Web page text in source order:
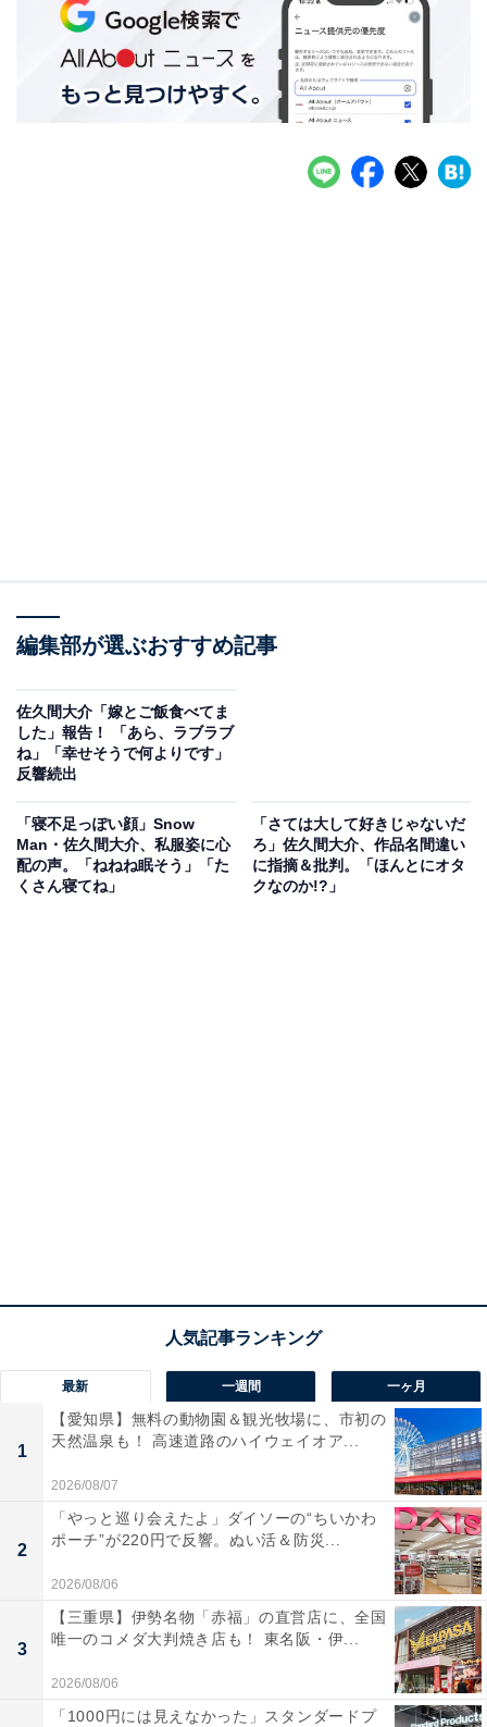
編集部が選ぶおすすめ記事
佐久間大介「嫁とご飯食べてま
した」報告！ 「あら、ラブラブ
ね」「幸せそうで何よりです」
反響続出
「寝不足っぽい顔」Snow
Man・佐久間大介、私服姿に心
配の声。「ねねね眠そう」「た
くさん寝てね」
「さては大して好きじゃないだ
ろ」佐久間大介、作品名間違い
に指摘＆批判。「ほんとにオタ
クなのか!?」
最新 一週間 一ヶ月
1
【愛知県】無料の動物園＆観光牧場に、市初の
天然温泉も！ 高速道路のハイウェイオア...
2026/08/07
2
「やっと巡り会えたよ」ダイソーの“ちいかわ
ポーチ”が220円で反響。ぬい活＆防災...
2026/08/06
3
【三重県】伊勢名物「赤福」の直営店に、全国
唯一のコメダ大判焼き店も！ 東名阪・伊...
2026/08/06
「1000円には見えなかった」スタンダードプ